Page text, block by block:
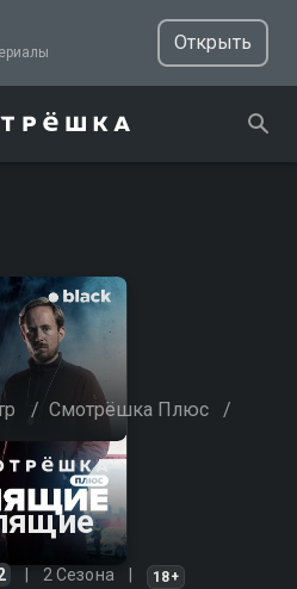
и сериалы
Открыть
/ Смотрёшка Плюс /
2 Сезона 18+